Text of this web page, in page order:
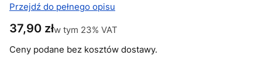
Przejdź do pełnego opisu
Cena
37,90 złw tym 23% VAT
w tym 23% VAT
Ceny podane bez kosztów dostawy.